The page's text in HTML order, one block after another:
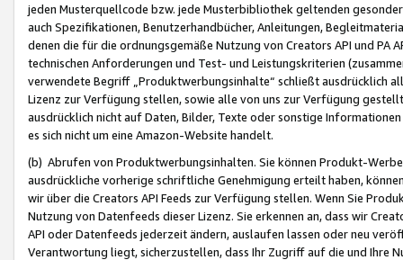
jeden Musterquellcode bzw. jede Musterbibliothek geltenden
auch Spezifikationen, Benutzerhandbücher, Anleitungen,
denen die für die ordnungsgemäße Nutzung von Creators API und PA
technischen Anforderungen und Test- und Leistungskriterien
verwendete Begriff „Produktwerbungsinhalte“ schließt ausdrücklich
Lizenz zur Verfügung stellen, sowie alle von uns zur Verfügung
ausdrücklich nicht auf Daten, Bilder, Texte oder sonstige
es sich nicht um eine Amazon-Website handelt.
(b) Abrufen von Produktwerbungsinhalten. Sie können Produkt-
ausdrückliche vorherige schriftliche Genehmigung erteilt haben,
wir über die Creators API Feeds zur Verfügung stellen. Wenn Sie
Nutzung von Datenfeeds dieser Lizenz. Sie erkennen an, dass wir
API oder Datenfeeds jederzeit ändern, auslaufen lassen oder neu
Verantwortung liegt, sicherzustellen, dass Ihr Zugriff auf die und Ihre